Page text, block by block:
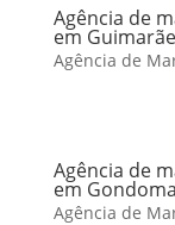
Agência de
em
Agência de
Agência de
em
Agência de